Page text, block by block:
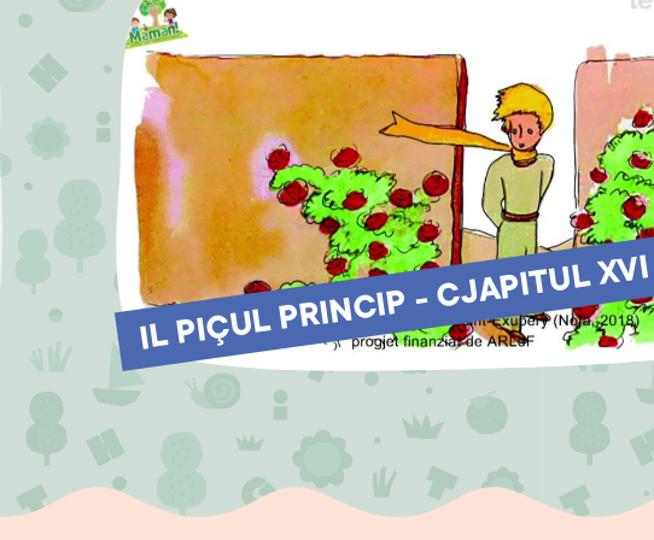
IL PIÇUL PRINCIP - CJAPITUL XVI